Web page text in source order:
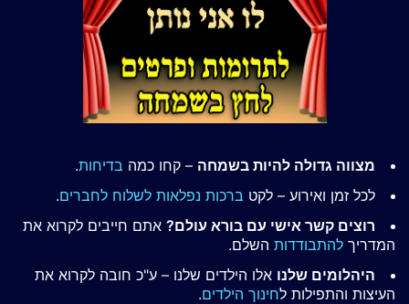
מצווה גדולה להיות בשמחה – קחו כמה בדיחות.
לכל זמן ואירוע – לקט ברכות נפלאות לשלוח לחברים.
רוצים קשר אישי עם בורא עולם? אתם חייבים לקרוא את
המדריך להתבודדות השלם.
היהלומים שלנו אלו הילדים שלנו – ע"כ חובה לקרוא את
העיצות והתפילות לחינוך הילדים.